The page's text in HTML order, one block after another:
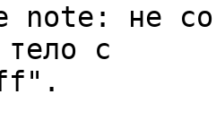
не
тело с